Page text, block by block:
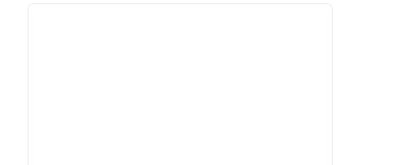
1 dari 12
gambar berikutnya